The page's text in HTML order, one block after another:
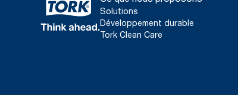
Solutions
Développement durable
Tork Clean Care